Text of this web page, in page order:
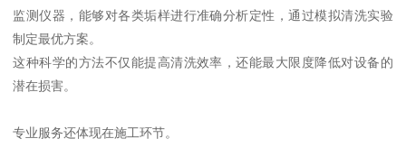
监测仪器，能够对各类垢样进行准确分析定性，通过模拟清洗实验
制定最优方案。
这种科学的方法不仅能提高清洗效率，还能最大限度降低对设备的
潜在损害。
专业服务还体现在施工环节。